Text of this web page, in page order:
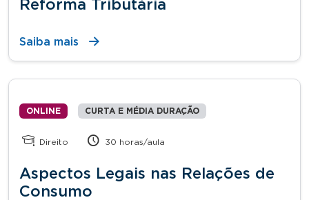
Reforma Tributária
Saiba mais
ONLINE CURTA E MÉDIA DURAÇÃO
Direito 30 horas/aula
Aspectos Legais nas Relações de
Consumo